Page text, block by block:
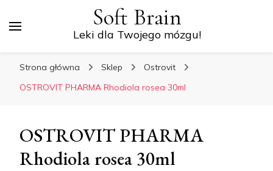
Soft Brain
Leki dla Twojego mózgu!
Strona główna Sklep
Ostrovit
OSTROVIT PHARMA Rhodiola rosea 30ml
OSTROVIT PHARMA
Rhodiola rosea 30ml